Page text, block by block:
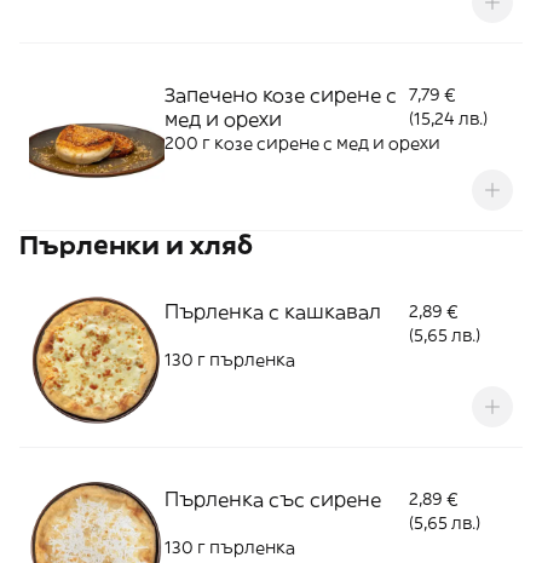
Запечено козе сирене с
мед и орехи
7,79 €
(15,24 лв.)
200 г козе сирене с мед и орехи
Пърленки и хляб
Пърленка с кашкавал
2,89 €
(5,65 лв.)
130 г пърленка
Пърленка със сирене
2,89 €
(5,65 лв.)
130 г пърленка